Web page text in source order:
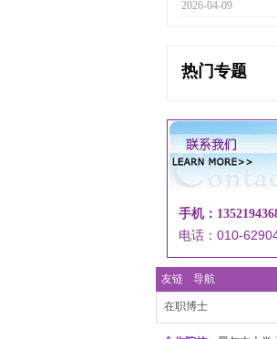
2026-04-09
热门专题
手机：
电话：010-
友链 导航
在职博士